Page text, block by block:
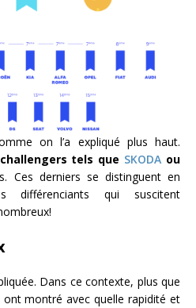
on l’a expliqué plus haut.
tels que SKODA ou
Ces derniers se distinguent en
différenciants qui suscitent
Dans ce contexte, plus que
ont montré avec quelle rapidité et